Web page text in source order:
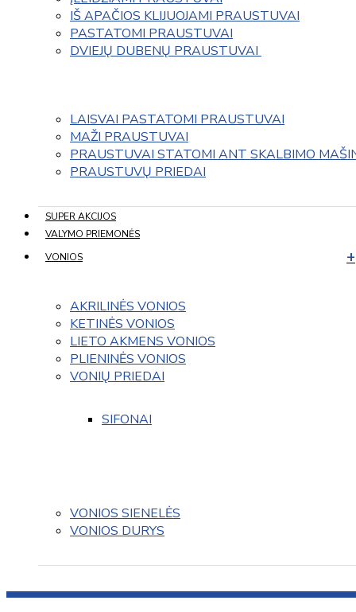
IŠ APAČIOS KLIJUOJAMI PRAUSTUVAI
PASTATOMI PRAUSTUVAI
DVIEJŲ DUBENŲ PRAUSTUVAI
LAISVAI PASTATOMI PRAUSTUVAI
MAŽI PRAUSTUVAI
PRAUSTUVAI STATOMI ANT SKALBIMO
PRAUSTUVŲ PRIEDAI
SUPER AKCIJOS
VALYMO PRIEMONĖS
VONIOS
AKRILINĖS VONIOS
KETINĖS VONIOS
LIETO AKMENS VONIOS
PLIENINĖS VONIOS
VONIŲ PRIEDAI
SIFONAI
VONIOS SIENELĖS
VONIOS DURYS